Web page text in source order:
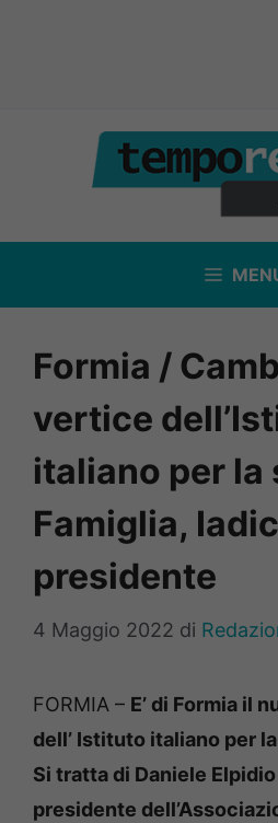
contenuto
Formia /
vertice
italiano per la
Famiglia,
presidente
4 Maggio 2022 di
FORMIA – E’ di Formia il
dell’ Istituto italiano per
Si tratta di Daniele
presidente